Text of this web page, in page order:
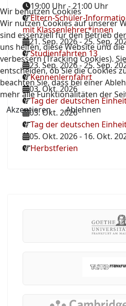
19:00 Uhr-21:00 Uhr
Eltern-Schüler-
mit Klassenlehrer*innen
21. Sep. 2026-25. Sep.
Studienfahrten 13
23. Sep. 2026-25. Sep.
Kennenlernfahrt
03. Okt. 2026
Tag der deutschen
03. Okt. 2026
Tag der deutschen
05. Okt. 2026- 16. Okt.
Herbstferien
Wir benutzen Cookies
Wir nutzen Cookies auf unserer
sind essenziell für den Betrieb
uns helfen, diese Website und
verbessern (Tracking Cookies).
entscheiden, ob Sie die Cookies
beachten Sie, dass bei einer
mehr alle Funktionalitäten der
Akzeptieren
Ablehnen